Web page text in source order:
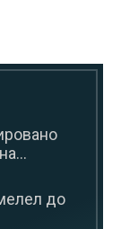
до